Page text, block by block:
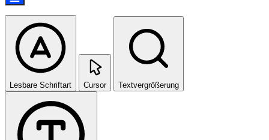
Lesbare Schriftart Cursor Textvergrößerung